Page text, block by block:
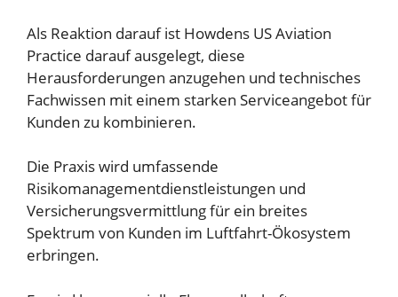
Als Reaktion darauf ist Howdens US Aviation
Practice darauf ausgelegt, diese
Herausforderungen anzugehen und technisches
Fachwissen mit einem starken Serviceangebot für
Kunden zu kombinieren.
Die Praxis wird umfassende
Risikomanagementdienstleistungen und
Versicherungsvermittlung für ein breites
Spektrum von Kunden im Luftfahrt-Ökosystem
erbringen.